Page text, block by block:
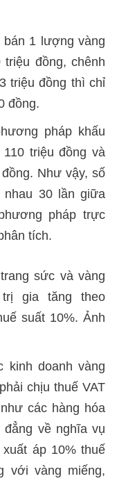
bán 1 lượng vàng
đồng, chênh
triệu đồng thì chỉ
đồng.
pháp khấu
triệu đồng và
Như vậy, số
nhau 30 lần giữa
pháp trực
tích.
sức và vàng
gia tăng theo
suất 10%. Ảnh
kinh doanh vàng
chịu thuế VAT
các hàng hóa
về nghĩa vụ
áp 10% thuế
với vàng miếng,